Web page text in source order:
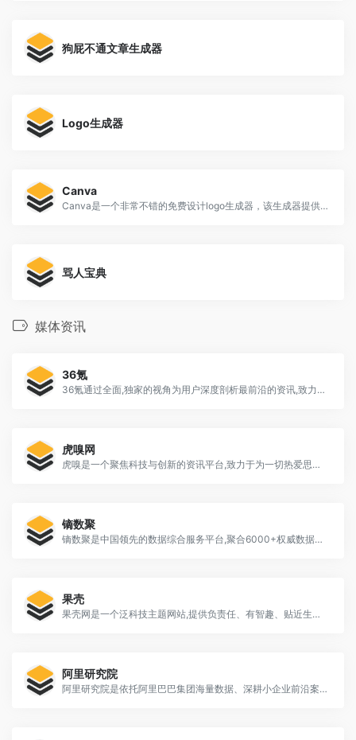
狗屁不通文章生成器
Logo生成器
Canva
Canva是一个非常不错的免费设计logo生成器，该生成器提供了大量的模板，包含了非常多的应用场景，可以选择某一模板开始自定义设计，支持更改文本颜色和字体等操作，十分的方便，但它最大的优点是免费。
骂人宝典
媒体资讯
36氪
36氪通过全面,独家的视角为用户深度剖析最前沿的资讯,致力于让一部分人先看到未来,内容涵盖快讯,科技,金融,投资,房产,汽车,互联网,股市,教育,生活,职场等。
虎嗅网
虎嗅是一个聚焦科技与创新的资讯平台,致力于为一切热爱思考与发现的用户,提供有效率的信息服务。
镝数聚
镝数聚是中国领先的数据综合服务平台,聚合6000+权威数据研究服务机构,深度对接资源,释放数据价值,支持定制数据服务,可在网站免费查询海量数据下载行业报告,表格数据,可视数据。
果壳
果壳网是一个泛科技主题网站,提供负责任、有智趣、贴近生活的内容,你可以在这里阅读、分享、交流、提问。
阿里研究院
阿里研究院是依托阿里巴巴集团海量数据、深耕小企业前沿案例、集结全球商业智慧，以开放、合作、共建、共创的方式打造具影响力的新商业知识平台。